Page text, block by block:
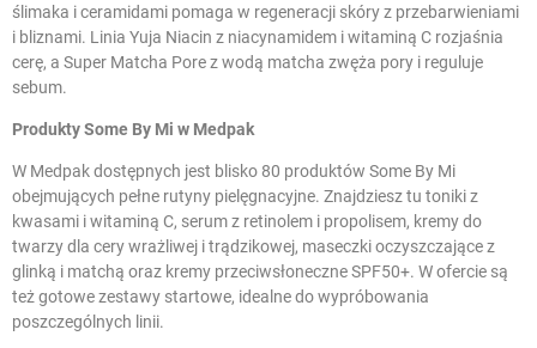
ślimaka i ceramidami pomaga w regeneracji skóry z przebarwieniami
i bliznami. Linia Yuja Niacin z niacynamidem i witaminą C rozjaśnia
cerę, a Super Matcha Pore z wodą matcha zwęża pory i reguluje
sebum.
Produkty Some By Mi w Medpak
W Medpak dostępnych jest blisko 80 produktów Some By Mi
obejmujących pełne rutyny pielęgnacyjne. Znajdziesz tu tonikiz
kwasami i witaminą C, serum z retinolem i propolisem, kremy do
twarzydla cery wrażliwej i trądzikowej, maseczki oczyszczającez
glinką i matchą oraz kremy przeciwsłoneczneSPF50+. W ofercie są
też gotowe zestawy startowe, idealne do wypróbowania
poszczególnych linii.